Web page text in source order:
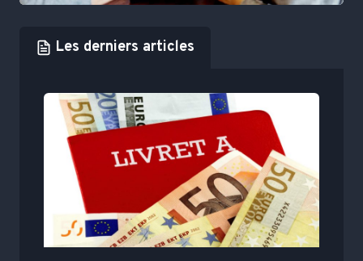
Les derniers articles